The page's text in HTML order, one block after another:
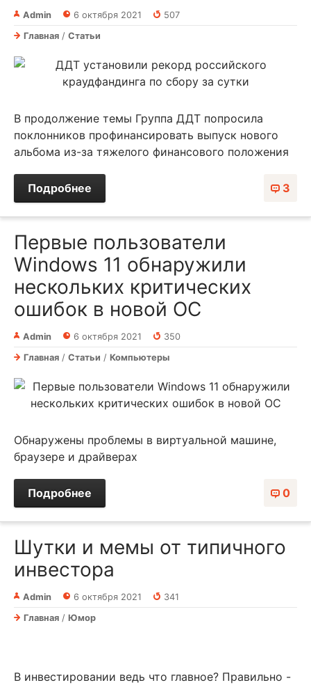
Admin 6 октября 2021
507
Главная / Статьи
В продолжение темы Группа ДДТ попросила
поклонников профинансировать выпуск нового
альбома из-за тяжелого финансового положения
3
Подробнее
Первые пользователи
Windows 11 обнаружили
нескольких критических
ошибок в новой ОС
Admin 6 октября 2021
350
Главная / Статьи / Компьютеры
Обнаружены проблемы в виртуальной машине,
браузере и драйверах
0
Подробнее
Шутки и мемы от типичного
инвестора
Admin 6 октября 2021
341
Главная / Юмор
В инвестировании ведь что главное? Правильно -